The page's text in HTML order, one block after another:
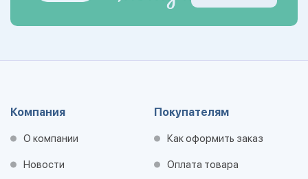
Компания
О компании
Новости
Покупателям
Как оформить заказ
Оплата товара